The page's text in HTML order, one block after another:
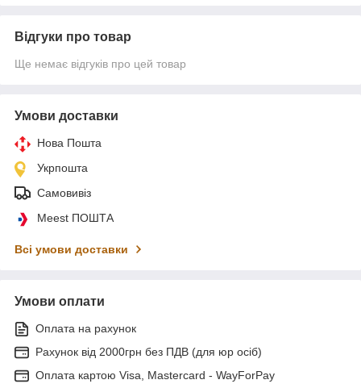
Відгуки про товар
Ще немає відгуків про цей товар
Умови доставки
Нова Пошта
Укрпошта
Самовивіз
Meest ПОШТА
Всі умови доставки
Умови оплати
Оплата на рахунок
Рахунок від 2000грн без ПДВ (для юр осіб)
Оплата картою Visa, Mastercard - WayForPay